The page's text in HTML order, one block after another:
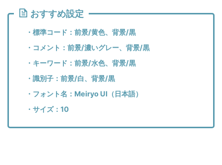
おすすめ設定
・標準コード：前景/黄色、背景/黒
・コメント：前景/濃いグレー、背景/黒
・キーワード：前景/水色、背景/黒
・識別子：前景/白、背景/黒
・フォント名：Meiryo UI（日本語）
・サイズ：10